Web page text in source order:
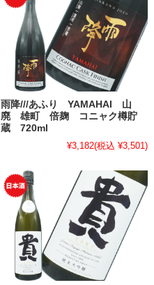
雨降///あふり YAMAHAI 山
廃 雄町 倍麹 コニャク樽貯
蔵 720ml
¥3,182(税込 ¥3,501)